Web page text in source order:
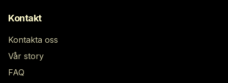
Kontakt
Kontakta oss
Vår story
FAQ